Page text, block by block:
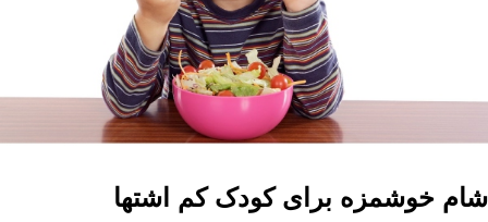
شام خوشمزه برای کودک کم اشتها